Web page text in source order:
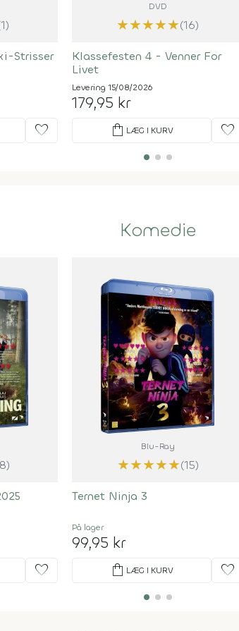
Strisser
favorite
DVD
★★★★★(16)
Klassefesten 4 - Venner For
Livet
Levering 15/08/2026
179,95 kr
shopping_bag LÆG I KURV favorite
Komedie
favorite
Blu-Ray
★★★★★(15)
Ternet Ninja 3
På lager
99,95 kr
shopping_bag LÆG I KURV favorite